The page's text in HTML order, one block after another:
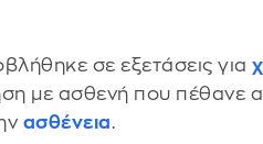
σε εξετάσεις για
με ασθενή που πέθανε
ασθένεια.